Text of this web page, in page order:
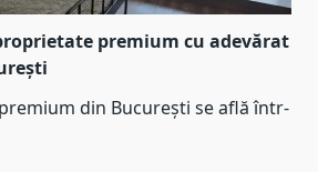
premium cu adevărat
din București se află într-